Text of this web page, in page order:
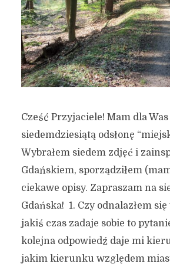
Cześć Przyjaciele! Mam dla
siedemdziesiątą odsłonę
Wybrałem siedem zdjęć i
Gdańskiem, sporządziłem
ciekawe opisy. Zapraszam na
Gdańska! 1. Czy odnalazłem
jakiś czas zadaje sobie to
kolejna odpowiedź daje mi
jakim kierunku względem